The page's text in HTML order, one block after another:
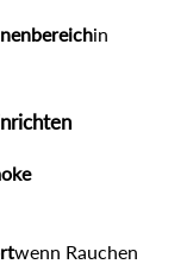
in
wenn Rauchen